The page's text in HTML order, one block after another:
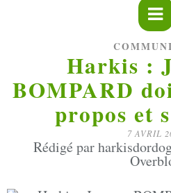
Harkis :
BOMPARD
propos et
7 AVRIL
Rédigé par